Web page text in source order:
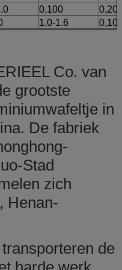
0,100
1.0-1.6
Co. van
grootste
in
De fabriek
Stad
zich
Henan-
de